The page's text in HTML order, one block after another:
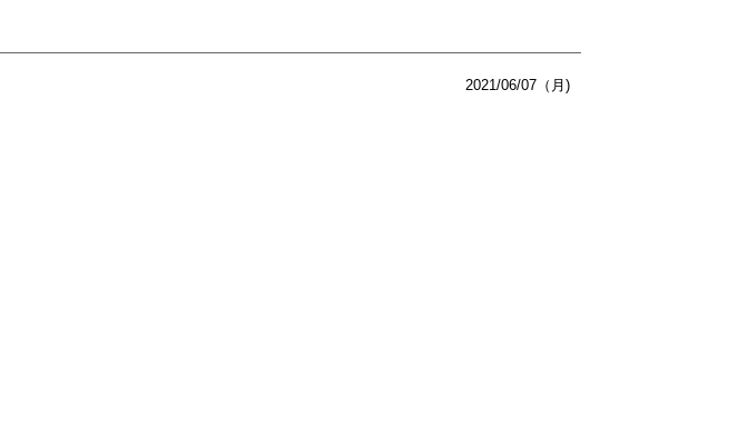
2021/06/07（月)